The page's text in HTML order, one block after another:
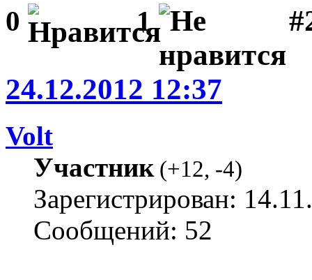
0 1
24.12.2012 12:37
Volt
Участник(+12, -4)
Зарегистрирован:
Сообщений: 52